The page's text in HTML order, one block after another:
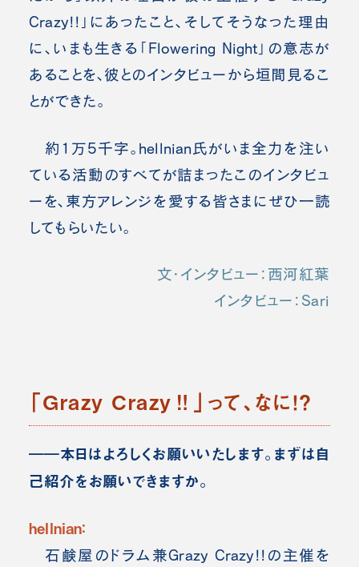
Crazy!!」にあったこと、そしてそうなった理由
に、いまも生きる「Flowering Night」の意志が
あることを、彼とのインタビューから垣間見るこ
とができた。
約1万5千字。hellnian氏がいま全力を注い
ている活動のすべてが詰まったこのインタビュ
ーを、東方アレンジを愛する皆さまにぜひ一読
してもらいたい。
文・インタビュー：西河紅葉
インタビュー：Sari
「Grazy Crazy‼」って、なに！？
――本日はよろしくお願いいたします。まずは自
己紹介をお願いできますか。
hellnian：
石鹸屋のドラム兼Grazy Crazy!!の主催を